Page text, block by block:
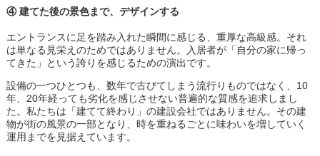
④ 建てた後の景色まで、デザインする
エントランスに足を踏み入れた瞬間に感じる、重厚な高級感。それ
は単なる見栄えのためではありません。入居者が「自分の家に帰っ
てきた」という誇りを感じるための演出です。
設備の一つひとつも、数年で古びてしまう流行りものではなく、10
年、20年経っても劣化を感じさせない普遍的な質感を追求しまし
た。私たちは「建てて終わり」の建設会社ではありません。その建
物が街の風景の一部となり、時を重ねるごとに味わいを増していく
運用までを見据えています。